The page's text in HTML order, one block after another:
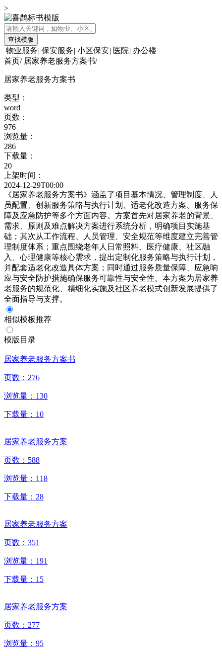
>
查找模版
物业服务| 保安服务| 小区保安| 医院| 办公楼
首页/ 居家养老服务方案书/
居家养老服务方案书
类型：
word
页数：
976
浏览量：
286
下载量：
20
上架时间：
2024-12-29T00:00
《居家养老服务方案书》涵盖了项目基本情况、管理制度、人
员配置、创新服务策略与执行计划、适老化改造方案、服务保
障及应急防护等多个方面内容。方案首先对居家养老的背景、
需求、原则及难点解决方案进行系统分析，明确项目实施基
础；其次从工作流程、人员管理、安全规范等维度建立完善管
理制度体系；重点围绕老年人日常照料、医疗健康、社区融
入、心理健康等核心需求，提出定制化服务策略与执行计划，
并配套适老化改造具体方案；同时通过服务质量保障、应急响
应与安全防护措施确保服务可靠性与安全性。本方案为居家养
老服务的规范化、精细化实施及社区养老模式创新发展提供了
全面指导与支撑。
相似模板推荐
模版目录
居家养老服务方案书
页数： 276
浏览量： 130
下载量： 10
居家养老服务方案
页数： 588
浏览量： 118
下载量： 28
居家养老服务方案
页数： 351
浏览量： 191
下载量： 15
居家养老服务方案
页数： 277
浏览量： 95